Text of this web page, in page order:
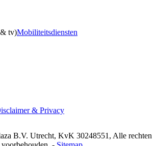
tv)Mobiliteitsdiensten
& Privacy
B.V. Utrecht, KvK 30248551, Alle rechten